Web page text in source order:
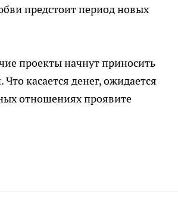
предстоит период новых
проекты начнут приносить
касается денег, ожидается
отношениях проявите